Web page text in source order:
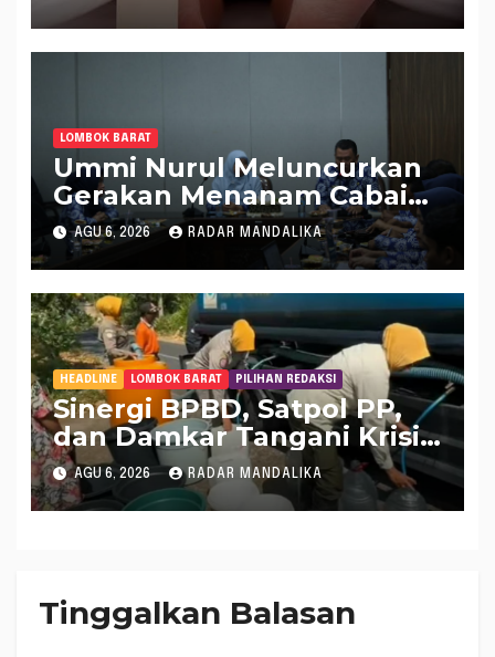
LOMBOK BARAT
Ummi Nurul Meluncurkan
Gerakan Menanam Cabai
Tangani Inflasi
AGU 6, 2026 RADAR MANDALIKA
HEADLINE LOMBOK BARAT PILIHAN REDAKSI
Sinergi BPBD, Satpol PP,
dan Damkar Tangani Krisis
Air Bersih di Lobar
AGU 6, 2026 RADAR MANDALIKA
Tinggalkan Balasan